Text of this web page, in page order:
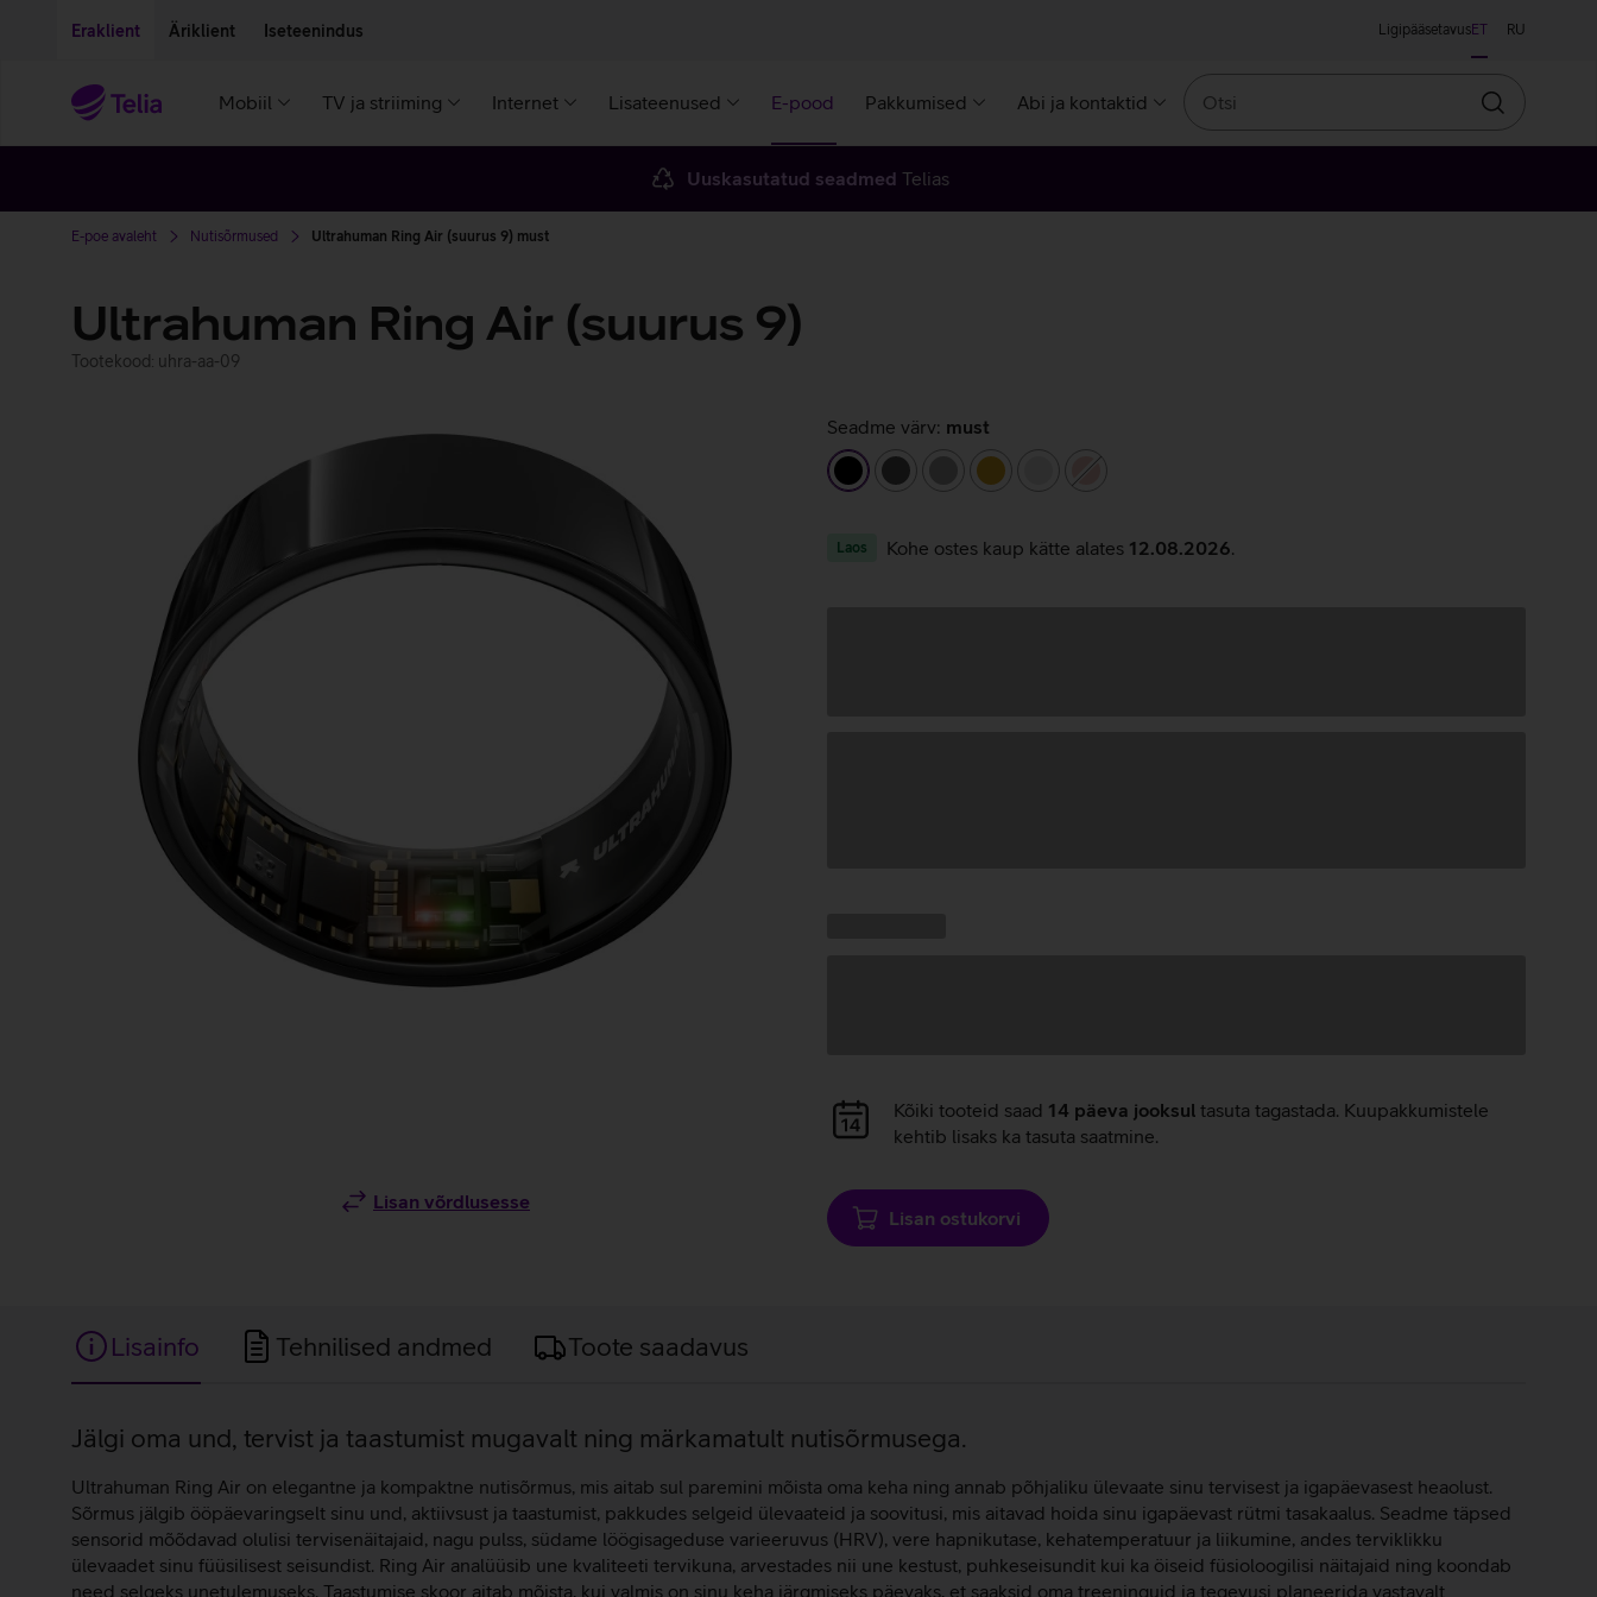
Eraklient Äriklient Iseteenindus LigipääsetavusET RU
Mobiil TV ja striiming Internet Lisateenused E-pood Pakkumised Abi ja kontaktid
Otsin
Uuskasutatud seadmed Telias
E-poe avaleht Nutisõrmused Ultrahuman Ring Air (suurus 9) must
Ultrahuman Ring Air (suurus 9)
Tootekood: uhra-aa-09
Lisan võrdlusesse
Seadme värv: must
must
tumehall kuldne hõbedaneroosakuldne
Laos Kohe ostes kaup kätte alates 12.08.2026
Andmete
laadimine
Kõiki tooteid saad 14 päeva jooksul tasuta tagastada. Kuupakkumistele
kehtib lisaks ka tasuta saatmine.
Lisan ostukorvi
Lisainfo Tehnilised andmed Toote saadavus
Lisainfo
Jälgi oma und, tervist ja taastumist mugavalt ning märkamatult nutisõrmusega.
Ultrahuman Ring Air on elegantne ja kompaktne nutisõrmus, mis aitab sul paremini mõista oma keha ning annab põhjaliku ülevaate sinu tervisest ja igapäevasest heaolust.
Sõrmus jälgib ööpäevaringselt sinu und, aktiivsust ja taastumist, pakkudes selgeid ülevaateid ja soovitusi, mis aitavad hoida sinu igapäevast rütmi tasakaalus. Seadme täpsed
sensorid mõõdavad olulisi tervisenäitajaid, nagu pulss, südame löögisageduse varieeruvus (HRV), vere hapnikutase, kehatemperatuur ja liikumine, andes terviklikku
ülevaadet sinu füüsilisest seisundist. Ring Air analüüsib une kvaliteeti tervikuna, arvestades nii une kestust, puhkeseisundit kui ka öiseid füsioloogilisi näitajaid ning koondab
need selgeks unetulemuseks. Taastumise skoor aitab mõista, kui valmis on sinu keha järgmiseks päevaks, et saaksid oma treeninguid ja tegevusi planeerida vastavalt